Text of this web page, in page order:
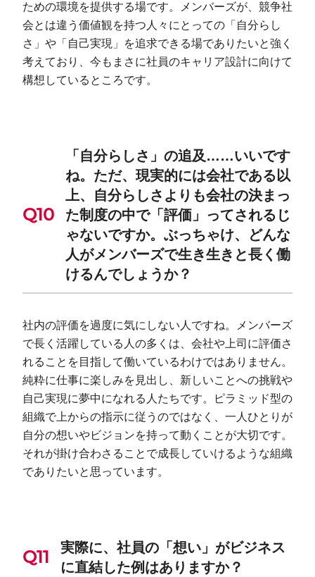
ための環境を提供する場です。メンバーズが、競争社
会とは違う価値観を持つ人々にとっての「自分らし
さ」や「自己実現」を追求できる場でありたいと強く
考えており、今もまさに社員のキャリア設計に向けて
構想しているところです。
「自分らしさ」の追及……いいです
ね。ただ、現実的には会社である以
上、自分らしさよりも会社の決まっ
た制度の中で「評価」ってされるじ
ゃないですか。ぶっちゃけ、どんな
人がメンバーズで生き生きと長く働
けるんでしょうか？
社内の評価を過度に気にしない人ですね。メンバーズ
で長く活躍している人の多くは、会社や上司に評価さ
れることを目指して働いているわけではありません。
純粋に仕事に楽しみを見出し、新しいことへの挑戦や
自己実現に夢中になれる人たちです。ピラミッド型の
組織で上からの指示に従うのではなく、一人ひとりが
自分の想いやビジョンを持って動くことが大切です。
それが掛け合わさることで成長していけるような組織
でありたいと思っています。
実際に、社員の「想い」がビジネス
に直結した例はありますか？